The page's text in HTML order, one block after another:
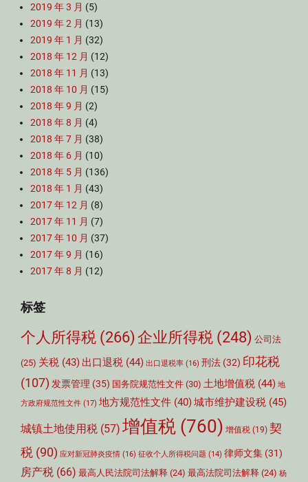
2019 年 3 月 (5)
2019 年 2 月 (13)
2019 年 1 月 (32)
2018 年 12 月 (12)
2018 年 11 月 (13)
2018 年 10 月 (15)
2018 年 9 月 (2)
2018 年 8 月 (4)
2018 年 7 月 (38)
2018 年 6 月 (10)
2018 年 5 月 (136)
2018 年 1 月 (43)
2017 年 12 月 (8)
2017 年 11 月 (7)
2017 年 10 月 (37)
2017 年 9 月 (16)
2017 年 8 月 (12)
标签
个人所得税 (266) 企业所得税 (248) 公司法
(25) 关税 (43) 出口退税 (44) 出口退税率 (16) 刑法 (32) 印花税
(107) 发票管理 (35) 国务院规范性文件 (30) 土地增值税 (44) 地
方政府规范性文件 (17) 地方规范性文件 (40)城市维护建设税 (45)
城镇土地使用税 (57) 增值税 (760) 增值税 (19) 契
税 (90) 应对新冠肺炎疫情 (16) 征收个人所得税问题 (14) 律师文集 (31)
房产税 (66) 最高人民法院司法解释 (24) 最高法院司法解释 (24) 杨